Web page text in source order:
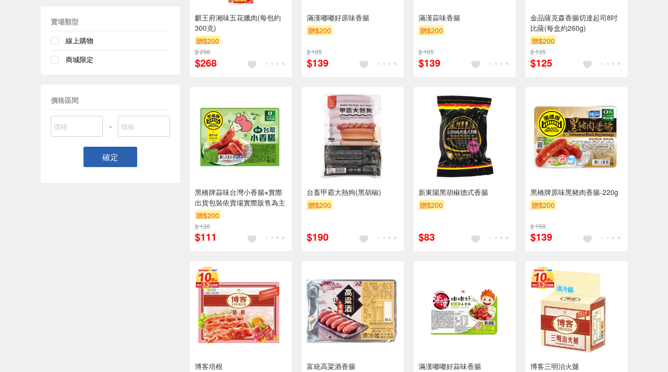
賣場類型
線上購物
商城限定
價格區間
-
確定
麒王府湘味五花臘肉(每包約
300克)
贈$200
$ 298
$268
滿漢嘟嘟好原味香腸
贈$200
$ 165
$139
滿漢蒜味香腸
贈$200
$ 165
$139
金品薩克森香腸切達起司8吋
比薩(每盒約260g)
贈$200
$ 135
$125
黑橋牌蒜味台灣小香腸※實際
出貨包裝依賣場實際販售為主
贈$200
$ 130
$111
台畜甲霸大熱狗(黑胡椒)
贈$200
$190
新東陽黑胡椒德式香腸
贈$200
$83
黑橋牌原味黑豬肉香腸-220g
贈$200
$ 159
$139
博客培根
富統高粱酒香腸
滿漢嘟嘟好蒜味香腸
博客三明治火腿